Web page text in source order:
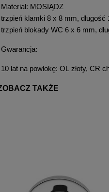
Materiał: MOSIĄDZ
trzpień klamki 8 x 8 mm, długość
trzpień blokady WC 6 x 6 mm,
Gwarancja:
10 lat na powłokę: OL złoty, CR
TAKŻE